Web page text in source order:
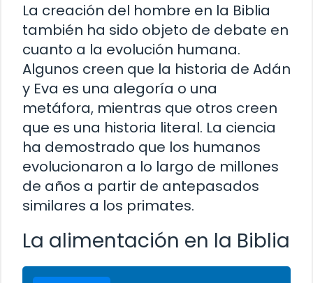
La creación del hombre en la Biblia
también ha sido objeto de debate en
cuanto a la evolución humana.
Algunos creen que la historia de Adán
y Eva es una alegoría o una
metáfora, mientras que otros creen
que es una historia literal. La ciencia
ha demostrado que los humanos
evolucionaron a lo largo de millones
de años a partir de antepasados ​​
similares a los primates.
La alimentación en la Biblia